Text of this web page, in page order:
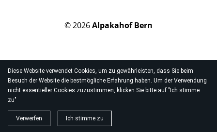
Diese Website verwendet Cookies, um zu gewährleisten, dass Sie beim
Besuch der Website die bestmögliche Erfahrung haben. Um der Verwendung
nicht essentieller Cookies zuzustimmen, klicken Sie bitte auf "Ich stimme
zu"
Verwerfen Ich stimme zu
© 2026Alpakahof Bern